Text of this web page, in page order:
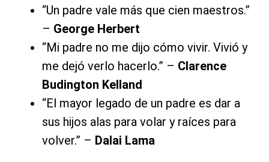
“Un padre vale más que cien maestros.”
– George Herbert
“Mi padre no me dijo cómo vivir. Vivió y
me dejó verlo hacerlo.” – Clarence
Budington Kelland
“El mayor legado de un padre es dar a
sus hijos alas para volar y raíces para
volver.” – Dalai Lama